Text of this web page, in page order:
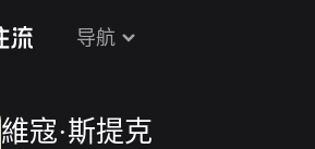
导航
維寇·斯提克